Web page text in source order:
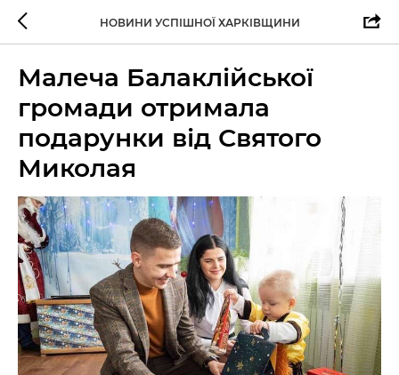
НОВИНИ УСПІШНОЇ ХАРКІВЩИНИ
Малеча Балаклійської
громади отримала
подарунки від Святого
Миколая